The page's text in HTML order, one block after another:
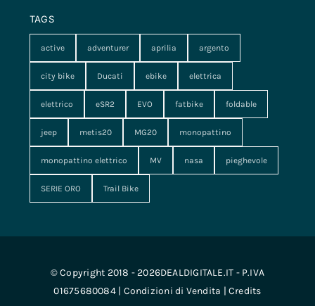
TAGS
active adventurer aprilia argento
city bike Ducati ebike elettrica
elettrico eSR2 EVO fatbike foldable
jeep metis20 MG20 monopattino
monopattino elettrico MV nasa pieghevole
SERIE ORO Trail Bike
© Copyright 2018 - 2026DEALDIGITALE.IT - P.IVA
01675680084 | Condizioni di Vendita | Credits